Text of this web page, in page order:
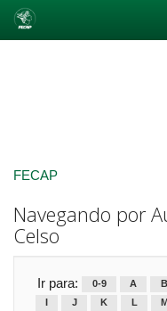
FECAP
Navegando por
Celso
Ir para: 0-9 A B
J K L M